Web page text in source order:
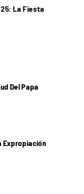
La Fiesta
Del Papa
Expropiación